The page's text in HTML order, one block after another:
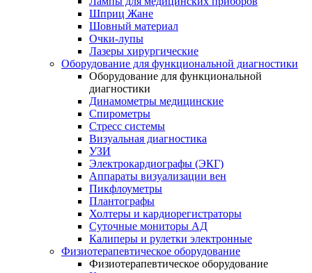
Шприц Жане
Шовный материал
Очки-лупы
Лазеры хирургические
Оборудование для функциональной диагностики
Оборудование для функциональной
диагностики
Динамометры медицинские
Спирометры
Стресс системы
Визуальная диагностика
УЗИ
Электрокардиографы (ЭКГ)
Аппараты визуализации вен
Пикфлоуметры
Плантографы
Холтеры и кардиорегистраторы
Суточные мониторы АД
Калиперы и рулетки электронные
Физиотерапевтическое оборудование
Физиотерапевтическое оборудование